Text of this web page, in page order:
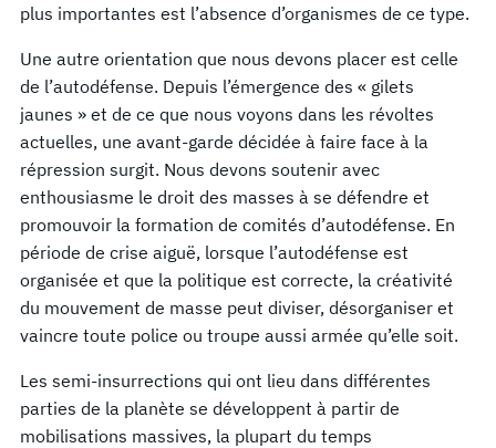
plus importantes est l’absence d’organismes de ce type.
Une autre orientation que nous devons placer est celle
de l’autodéfense. Depuis l’émergence des « gilets
jaunes » et de ce que nous voyons dans les révoltes
actuelles, une avant-garde décidée à faire face à la
répression surgit. Nous devons soutenir avec
enthousiasme le droit des masses à se défendre et
promouvoir la formation de comités d’autodéfense. En
période de crise aiguë, lorsque l’autodéfense est
organisée et que la politique est correcte, la créativité
du mouvement de masse peut diviser, désorganiser et
vaincre toute police ou troupe aussi armée qu’elle soit.
Les semi-insurrections qui ont lieu dans différentes
parties de la planète se développent à partir de
mobilisations massives, la plupart du temps